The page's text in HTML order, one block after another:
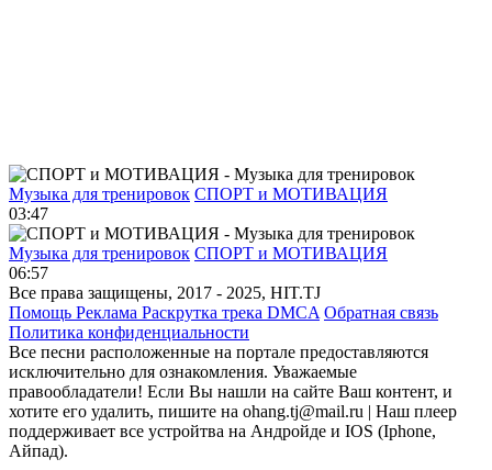
Музыка для тренировок СПОРТ и МОТИВАЦИЯ
03:47
Музыка для тренировок СПОРТ и МОТИВАЦИЯ
06:57
Все права защищены, 2017 - 2025, HIT.TJ
Помощь Реклама Раскрутка трека DMCA Обратная связь
Политика конфиденциальности
Все песни расположенные на портале предоставляются
исключительно для ознакомления. Уважаемые
правообладатели! Если Вы нашли на сайте Ваш контент, и
хотите его удалить, пишите на ohang.tj@mail.ru | Наш плеер
поддерживает все устройтва на Андройде и IOS (Iphone,
Айпад).